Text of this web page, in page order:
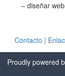
– diseñar
Contacto |
Proudly powered